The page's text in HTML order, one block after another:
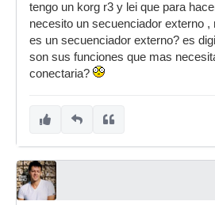
tengo un korg r3 y lei que para
necesito un secuenciador externo
es un secuenciador externo? es
son sus funciones que mas
conectaria?